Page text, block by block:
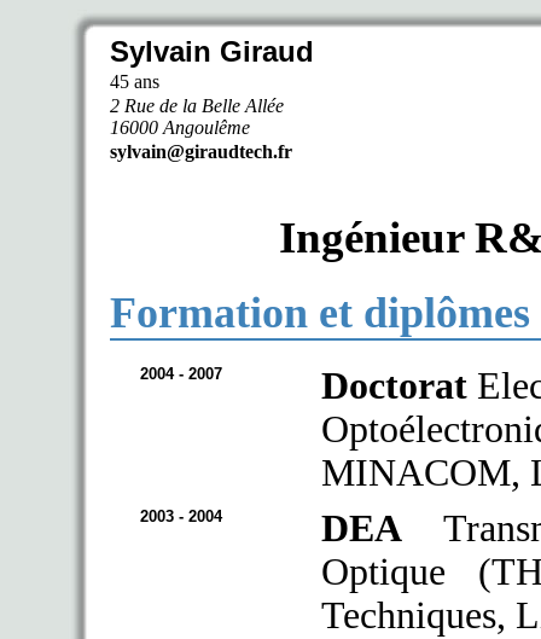
Sylvain Giraud
45 ans
2 Rue de la Belle Allée
16000 Angoulême
sylvain@giraudtech.fr
Ingénieur
Formation et diplômes
2004 - 2007 Doctorat
MINACOM,
2003 - 2004 DEA
Optique
Techniques,